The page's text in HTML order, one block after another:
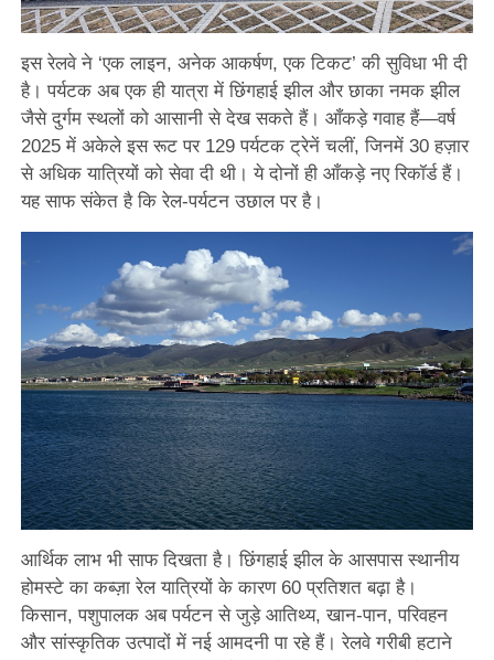
इस रेलवे ने ‘एक लाइन, अनेक आकर्षण, एक टिकट’ की सुविधा भी दी
है। पर्यटक अब एक ही यात्रा में छिंगहाई झील और छाका नमक झील
जैसे दुर्गम स्थलों को आसानी से देख सकते हैं। आँकड़े गवाह हैं—वर्ष
2025 में अकेले इस रूट पर 129 पर्यटक ट्रेनें चलीं, जिनमें 30 हज़ार
से अधिक यात्रियों को सेवा दी थी। ये दोनों ही आँकड़े नए रिकॉर्ड हैं।
यह साफ संकेत है कि रेल-पर्यटन उछाल पर है।
आर्थिक लाभ भी साफ दिखता है। छिंगहाई झील के आसपास स्थानीय
होमस्टे का कब्ज़ा रेल यात्रियों के कारण 60 प्रतिशत बढ़ा है।
किसान, पशुपालक अब पर्यटन से जुड़े आतिथ्य, खान-पान, परिवहन
और सांस्कृतिक उत्पादों में नई आमदनी पा रहे हैं। रेलवे गरीबी हटाने